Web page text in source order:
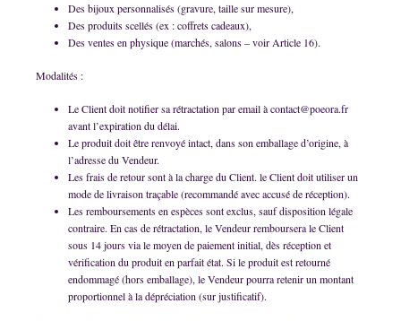
Des bijoux personnalisés (gravure, taille sur mesure),
Des produits scellés (ex : coffrets cadeaux),
Des ventes en physique (marchés, salons – voir Article 16).
Modalités :
Le Client doit notifier sa rétractation par email àcontact@poeora.fr
avant l’expiration du délai.
Le produit doit être renvoyé intact, dans son emballage d’origine, à
l’adresse du Vendeur.
Les frais de retour sont à la charge du Client. le Client doit utiliser un
mode de livraison traçable (recommandé avec accusé de réception).
Les remboursements en espèces sont exclus, sauf disposition légale
contraire. En cas de rétractation, le Vendeur remboursera le Client
sous 14 jours via le moyen de paiement initial, dès réception et
vérification du produit en parfait état. Si le produit est retourné
endommagé (hors emballage), le Vendeur pourra retenir un montant
proportionnel à la dépréciation (sur justificatif).